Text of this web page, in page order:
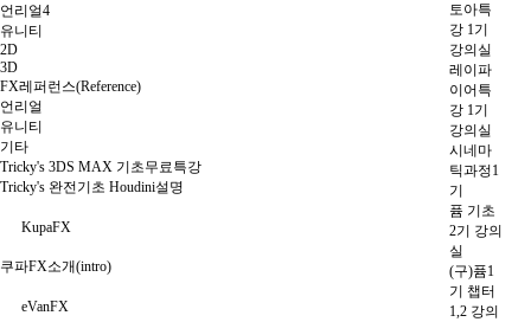
언리얼4
유니티
2D
3D
FX레퍼런스(Reference)
언리얼
유니티
기타
Tricky's 3DS MAX 기초무료특강
Tricky's 완전기초 Houdini설명
KupaFX
쿠파FX소개(intro)
eVanFX
토아특
강 1기
강의실
레이파
이어특
강 1기
강의실
시네마
틱과정1
기
퓸 기초
2기 강의
실
(구)퓸1
기 챕터
1,2 강의